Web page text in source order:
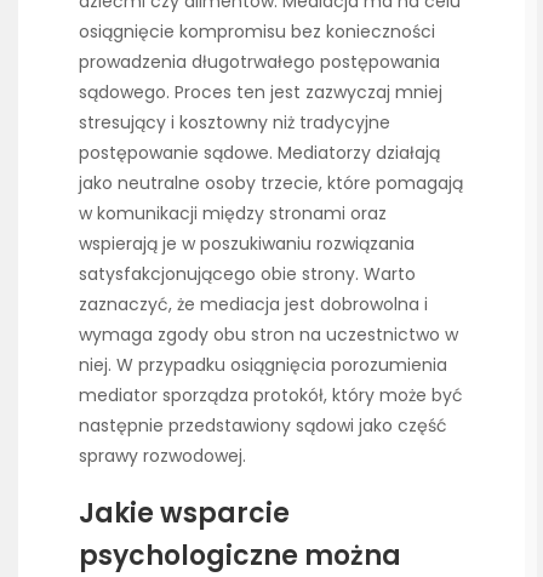
osiągnięcie kompromisu bez konieczności
prowadzenia długotrwałego postępowania
sądowego. Proces ten jest zazwyczaj mniej
stresujący i kosztowny niż tradycyjne
postępowanie sądowe. Mediatorzy działają
jako neutralne osoby trzecie, które pomagają
w komunikacji między stronami oraz
wspierają je w poszukiwaniu rozwiązania
satysfakcjonującego obie strony. Warto
zaznaczyć, że mediacja jest dobrowolna i
wymaga zgody obu stron na uczestnictwo w
niej. W przypadku osiągnięcia porozumienia
mediator sporządza protokół, który może być
następnie przedstawiony sądowi jako część
sprawy rozwodowej.
Jakie wsparcie
psychologiczne można